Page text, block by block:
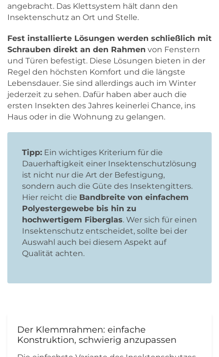
angebracht. Das Klettsystem hält dann den
Insektenschutz an Ort und Stelle.
Fest installierte Lösungen werden schließlich mit
Schrauben direkt an den Rahmen von Fenstern
und Türen befestigt. Diese Lösungen bieten in der
Regel den höchsten Komfort und die längste
Lebensdauer. Sie sind allerdings auch im Winter
jederzeit zu sehen. Dafür haben aber auch die
ersten Insekten des Jahres keinerlei Chance, ins
Haus oder in die Wohnung zu gelangen.
Tipp: Ein wichtiges Kriterium für die
Dauerhaftigkeit einer Insektenschutzlösung
ist nicht nur die Art der Befestigung,
sondern auch die Güte des Insektengitters.
Hier reicht die Bandbreite von einfachem
Polyestergewebe bis hin zu
hochwertigem Fiberglas. Wer sich für einen
Insektenschutz entscheidet, sollte bei der
Auswahl auch bei diesem Aspekt auf
Qualität achten.
Der Klemmrahmen: einfache
Konstruktion, schwierig anzupassen